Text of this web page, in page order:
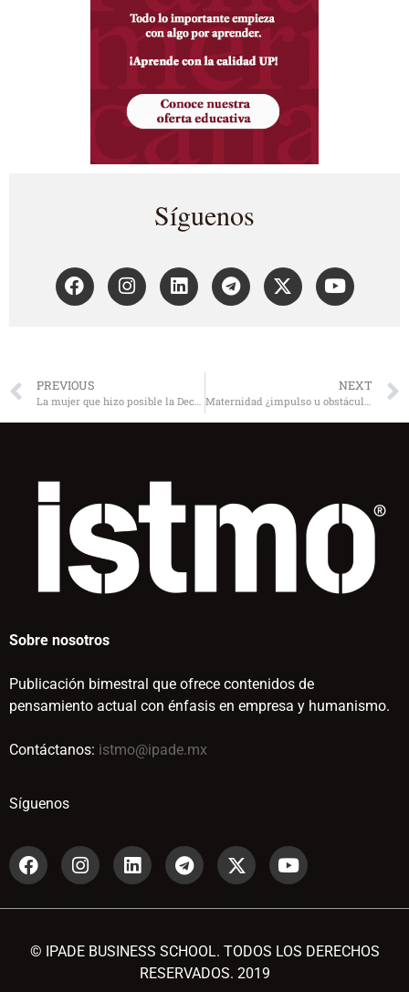
Síguenos
PREVIOUS NEXT
Sobre nosotros
Publicación bimestral que ofrece contenidos de
pensamiento actual con énfasis en empresa y humanismo.
Contáctanos: istmo@ipade.mx
Síguenos
© IPADE BUSINESS SCHOOL. TODOS LOS DERECHOS
RESERVADOS. 2019